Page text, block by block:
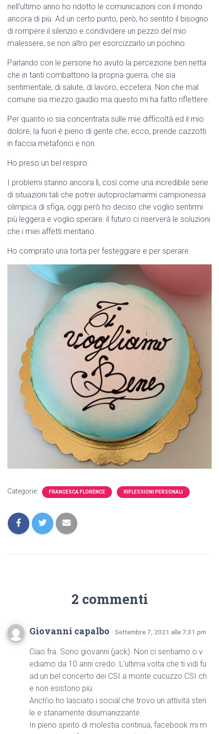
nell’ultimo anno ho ridotto le comunicazioni con il mondo
ancora di più. Ad un certo punto, però, ho sentito il bisogno
di rompere il silenzio e condividere un pezzo del mio
malessere, se non altro per esorcizzarlo un pochino.
Parlando con le persone ho avuto la percezione ben netta
che in tanti combattono la propria guerra, che sia
sentimentale, di salute, di lavoro, eccetera. Non che mal
comune sia mezzo gaudio ma questo mi ha fatto riflettere.
Per quanto io sia concentrata sulle mie difficoltà ed il mio
dolore, la fuori è pieno di gente che, ecco, prende cazzotti
in faccia metaforici e non.
Ho preso un bel respiro.
I problemi stanno ancora lì, così come una incredibile serie
di situazioni tali che potrei autoproclamarmi campionessa
olimpica di sfiga, oggi però ho deciso che voglio sentirmi
più leggera e voglio sperare: il futuro ci riserverà le soluzioni
che i miei affetti meritano.
Ho comprato una torta per festeggiare e per sperare.
Categorie: FRANCESCA FLORENCE RIFLESSIONI PERSONALI
2 commenti
Giovanni capalbo · Settembre 7, 2021 alle 7:31 pm
Ciao fra. Sono giovanni (jack). Non ci sentiamo o v
ediamo da 10 anni credo. L’ultima volta che ti vidi fu
ad un bel concerto dei CSI a monte cucuzzo.CSI ch
e non esistono più.
Anch’io ho lasciato i social che trovo un attivitá steri
le e stanamente disumanizzante.
In pieno spirito di molestia continua, facebook mi m